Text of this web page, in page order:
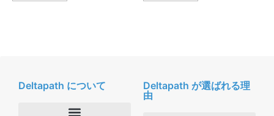
Deltapath について
Deltapath が選ばれる理
由